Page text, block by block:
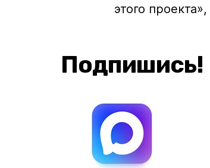
этого проекта»,
Подпишись!